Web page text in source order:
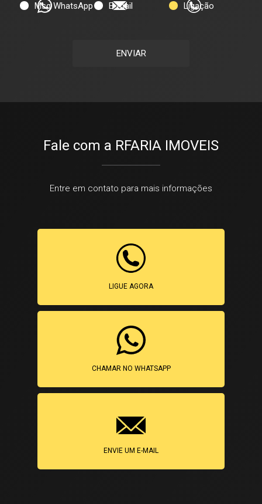
Msg WhatsApp E-mail Ligação
ENVIAR
Fale com a RFARIA IMOVEIS
Entre em contato para mais informações
LIGUE AGORA
CHAMAR NO WHATSAPP
ENVIE UM E-MAIL